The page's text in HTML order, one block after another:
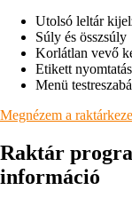
Utolsó leltár
Súly és összsúly
Korlátlan vevő
Etikett nyomtatás
Menü
Megnézem a
Raktár
információ